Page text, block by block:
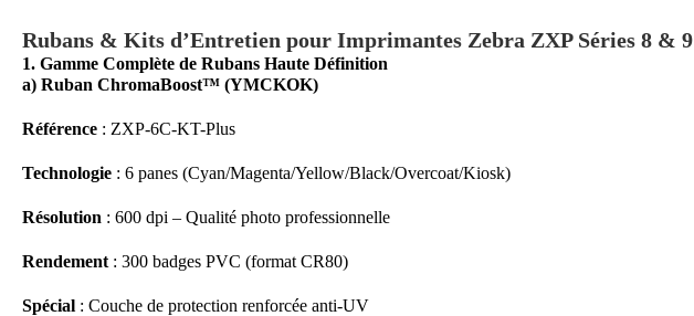
Rubans & Kits d’Entretien pour Imprimantes Zebra ZXP Séries 8 & 9
1. Gamme Complète de Rubans Haute Définition
a) Ruban ChromaBoost™ (YMCKOK)
Référence : ZXP-6C-KT-Plus
Technologie : 6 panes (Cyan/Magenta/Yellow/Black/Overcoat/Kiosk)
Résolution : 600 dpi – Qualité photo professionnelle
Rendement : 300 badges PVC (format CR80)
Spécial : Couche de protection renforcée anti-UV